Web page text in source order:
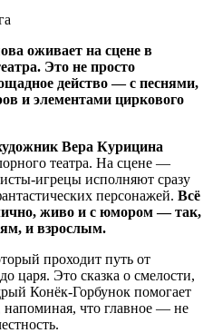
оживает на сцене в
Это не просто
действо — с песнями,
и элементами циркового
Вера Курицина
театра. На сцене —
игрецы исполняют сразу
персонажей. Всё
живо и с юмором — так,
и взрослым.
проходит путь от
царя. Это сказка о смелости,
Конёк-Горбунок помогает
напоминая, что главное — не